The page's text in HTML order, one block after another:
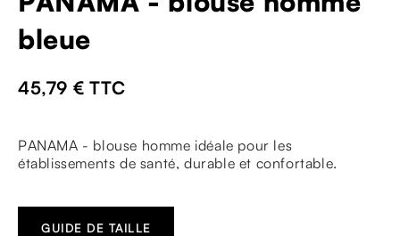
bleue
45,79 € TTC
PANAMA - blouse homme idéale pour les
établissements de santé, durable et confortable.
GUIDE DE TAILLE